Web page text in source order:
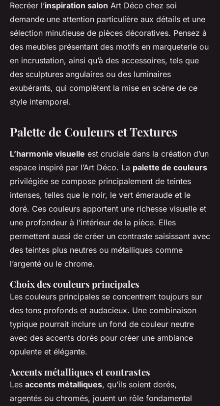
Recréer l’inspiration salon Art Déco chez soi
demande une attention particulière aux détails et une
sélection minutieuse de pièces décoratives. Pensez à
des meubles présentant des motifs en marqueterie ou
en incrustation, ainsi qu’à des accessoires, tels que
des sculptures angulaires ou des luminaires
exubérants, qui complètent la mise en scène de ce
style intemporel.
Palette de Couleurs et Textures
L’harmonie visuelle est cruciale dans la création d’un
espace inspiré par l’Art Déco. La palette de couleurs
privilégiée se compose principalement de teintes
intenses, telles que le noir, le vert émeraude et le
doré. Ces couleurs apportent une richesse visuelle et
une profondeur à l’intérieur de la pièce. Elles
permettent aussi de créer un contraste saisissant avec
des teintes plus neutres ou métalliques comme
l’argenté ou le chrome.
Choix des couleurs principales
Les couleurs principales se concentrent toujours sur
des tons profonds et audacieux. Une combinaison
typique pourrait inclure un fond de couleur neutre
avec des accents dorés pour créer une ambiance
opulente et élégante.
Accents métalliques et contrastes
Les accents métalliques, qu’ils soient dorés,
argentés ou chromés, jouent un rôle fondamental